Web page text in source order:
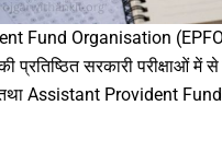
Fund Organisation (EPFO)
प्रतिष्ठित सरकारी परीक्षाओं में
Assistant Provident